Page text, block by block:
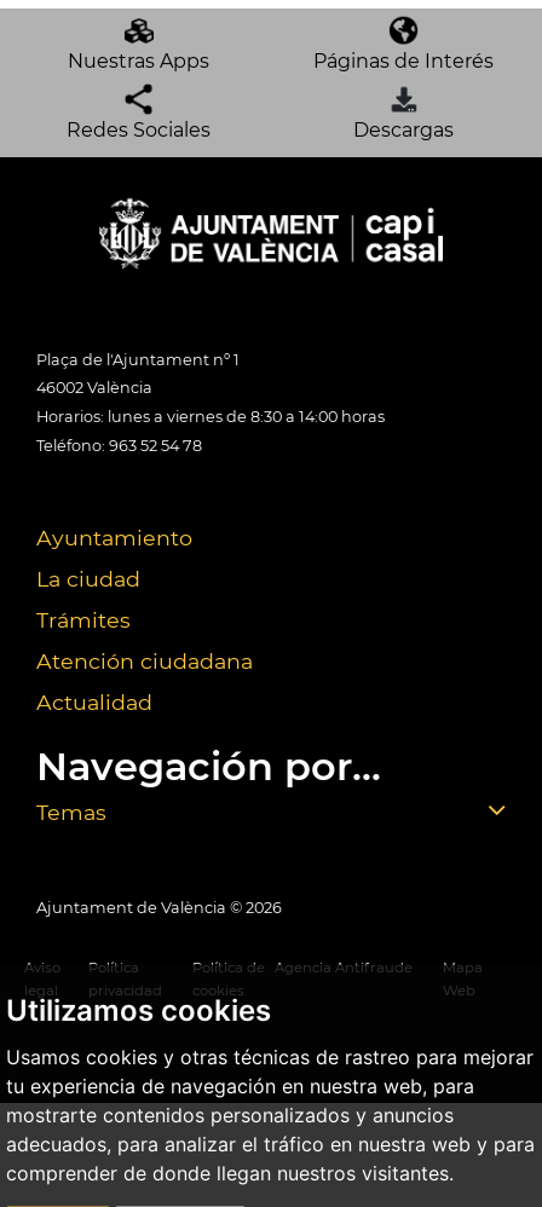
Utilizamos cookies
Usamos cookies y otras técnicas de rastreo para mejorar
tu experiencia de navegación en nuestra web, para
mostrarte contenidos personalizados y anuncios
adecuados, para analizar el tráfico en nuestra web y para
comprender de donde llegan nuestros visitantes.
Nuestras Apps Páginas de Interés
Redes Sociales Descargas
Plaça de l'Ajuntament nº 1
46002 València
Horarios: lunes a viernes de 8:30 a 14:00 horas
Teléfono: 963 52 54 78
Ayuntamiento
La ciudad
Trámites
Atención ciudadana
Actualidad
Navegación por...
Temas
Ajuntament de València © 2026
Aviso
legal
Política
privacidad
Política de
cookies
Agencia Antifraude
Mapa
Web